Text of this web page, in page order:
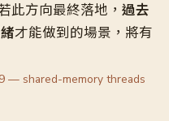
此方向最終落地， 過去
才能做到的場景，將有
— shared-memory threads